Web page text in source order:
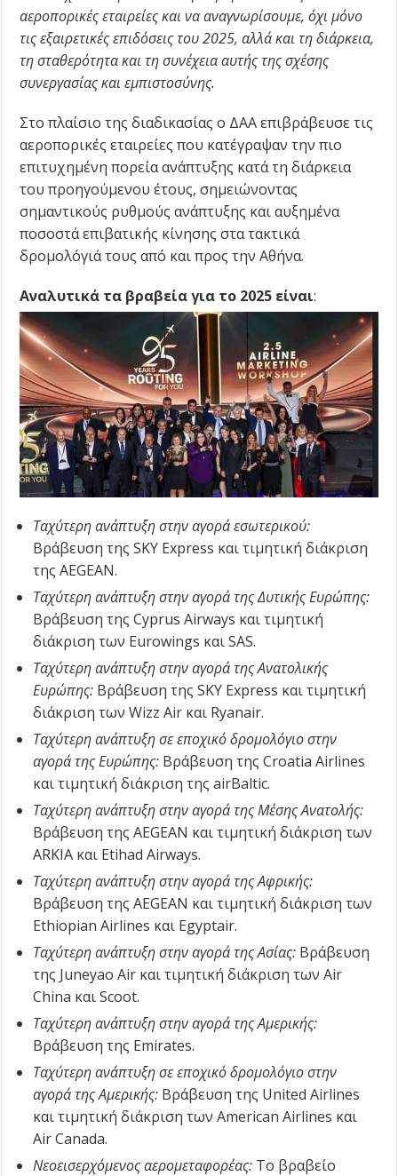
αεροπορικές εταιρείες και να αναγνωρίσουμε, όχι μόνο
τις εξαιρετικές επιδόσεις του 2025, αλλά και τη διάρκεια,
τη σταθερότητα και τη συνέχεια αυτής της σχέσης
συνεργασίας και εμπιστοσύνης.
Στο πλαίσιο της διαδικασίας ο ΔΑΑ επιβράβευσε τις
αεροπορικές εταιρείες που κατέγραψαν την πιο
επιτυχημένη πορεία ανάπτυξης κατά τη διάρκεια
του προηγούμενου έτους, σημειώνοντας
σημαντικούς ρυθμούς ανάπτυξης και αυξημένα
ποσοστά επιβατικής κίνησης στα τακτικά
δρομολόγιά τους από και προς την Αθήνα.
Αναλυτικά τα βραβεία για το 2025 είναι:
Ταχύτερη ανάπτυξη στην αγορά εσωτερικού:
Βράβευση της SKY Express και τιμητική διάκριση
της AEGEAN.
Ταχύτερη ανάπτυξη στην αγορά της Δυτικής Ευρώπης:
Βράβευση της Cyprus Airways και τιμητική
διάκριση των Eurowings και SAS.
Ταχύτερη ανάπτυξη στην αγορά της Ανατολικής
Ευρώπης: Βράβευση της SKY Express και τιμητική
διάκριση των Wizz Air και Ryanair.
Ταχύτερη ανάπτυξη σε εποχικό δρομολόγιο στην
αγορά της Ευρώπης: Βράβευση της Croatia Airlines
και τιμητική διάκριση της airBaltic.
Ταχύτερη ανάπτυξη στην αγορά της Μέσης Ανατολής:
Βράβευση της AEGEAN και τιμητική διάκριση των
ARKIA και Etihad Airways.
Ταχύτερη ανάπτυξη στην αγορά της Αφρικής:
Βράβευση της AEGEAN και τιμητική διάκριση των
Ethiopian Airlines και Egyptair.
Ταχύτερη ανάπτυξη στην αγορά της Ασίας: Βράβευση
της Juneyao Air και τιμητική διάκριση των Air
China και Scoot.
Ταχύτερη ανάπτυξη στην αγορά της Αμερικής:
Βράβευση της Emirates.
Ταχύτερη ανάπτυξη σε εποχικό δρομολόγιο στην
αγορά της Αμερικής: Βράβευση της United Airlines
και τιμητική διάκριση των American Airlines και
Air Canada.
Νεοεισερχόμενος αερομεταφορέας: Το βραβείο